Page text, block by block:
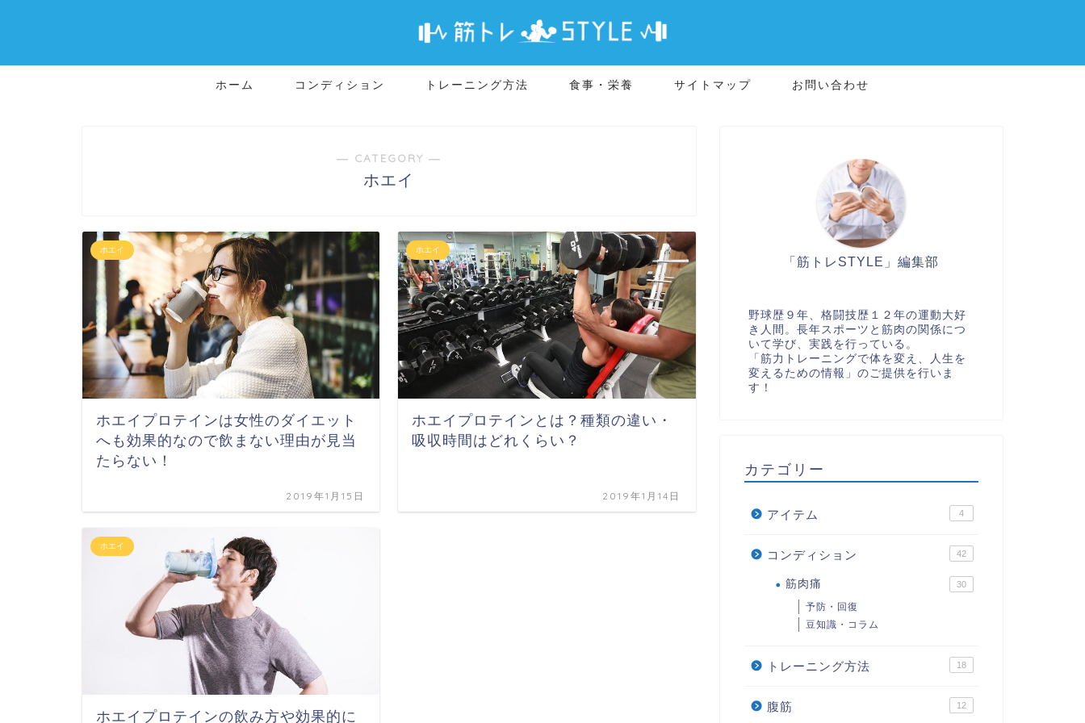
ホーム コンディション トレーニング方法 食事・栄養 サイトマップ お問い合わせ
― CATEGORY ―
ホエイ
ホエイ
ホエイプロテインは女性のダイエット
へも効果的なので飲まない理由が見当
たらない！
2019年1月15日
ホエイ
ホエイプロテインとは？種類の違い・
吸収時間はどれくらい？
2019年1月14日
ホエイ
ホエイプロテインの飲み方や効果的に
「筋トレSTYLE」編集部
野球歴９年、格闘技歴１２年の運動大好
き人間。長年スポーツと筋肉の関係につ
いて学び、実践を行っている。
「筋力トレーニングで体を変え、人生を
変えるための情報」のご提供を行いま
す！
カテゴリー
アイテム 4
コンディション 42
筋肉痛 30
予防・回復
豆知識・コラム
トレーニング方法 18
腹筋 12